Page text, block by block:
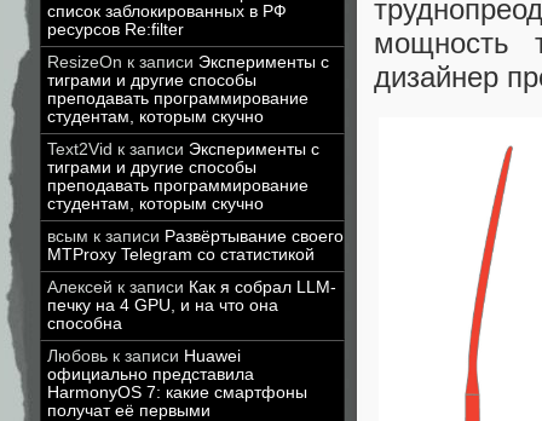
список заблокированных в РФ
ресурсов Re:filter
ResizeOn к записи Эксперименты с
тиграми и другие способы
преподавать программирование
студентам, которым скучно
Text2Vid к записи Эксперименты с
тиграми и другие способы
преподавать программирование
студентам, которым скучно
всым к записи Развёртывание своего
MTProxy Telegram со статистикой
Алексей к записи Как я собрал LLM-
печку на 4 GPU, и на что она
способна
Любовь к записи Huawei
официально представила
HarmonyOS 7: какие смартфоны
получат её первыми
мощность
дизайнер